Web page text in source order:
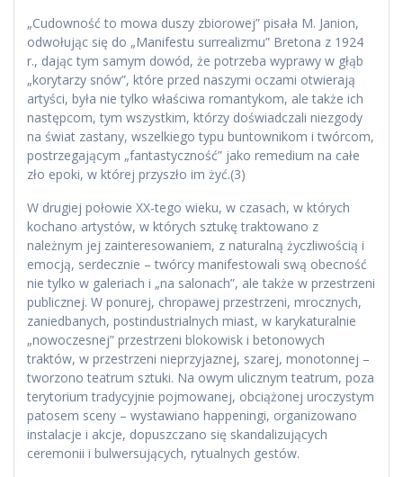
„Cudowność to mowa duszy zbiorowej” pisała M. Janion,
odwołując się do „Manifestu surrealizmu” Bretona z 1924
r., dając tym samym dowód, że potrzeba wyprawy w głąb
„korytarzy snów”, które przed naszymi oczami otwierają
artyści, była nie tylko właściwa romantykom, ale także ich
następcom, tym wszystkim, którzy doświadczali niezgody
na świat zastany, wszelkiego typu buntownikom i twórcom,
postrzegającym „fantastyczność” jako remedium na całe
zło epoki, w której przyszło im żyć.(3)
W drugiej połowie XX-tego wieku, w czasach, w których
kochano artystów, w których sztukę traktowano z
należnym jej zainteresowaniem, z naturalną życzliwością i
emocją, serdecznie – twórcy manifestowali swą obecność
nie tylko w galeriach i „na salonach”, ale także w przestrzeni
publicznej. W ponurej, chropawej przestrzeni, mrocznych,
zaniedbanych, postindustrialnych miast, w karykaturalnie
„nowoczesnej” przestrzeni blokowisk i betonowych
traktów, w przestrzeni nieprzyjaznej, szarej, monotonnej –
tworzono teatrum sztuki. Na owym ulicznym teatrum, poza
terytorium tradycyjnie pojmowanej, obciążonej uroczystym
patosem sceny – wystawiano happeningi, organizowano
instalacje i akcje, dopuszczano się skandalizujących
ceremonii i bulwersujących, rytualnych gestów.